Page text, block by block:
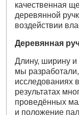
качественная
деревянной
воздействии
Деревянная
Длину, ширину и
мы
исследованиях
результатах
проведённых
и положение